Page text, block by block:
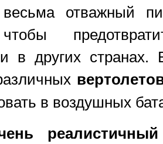
весьма отважный
чтобы
в других
в воздушных